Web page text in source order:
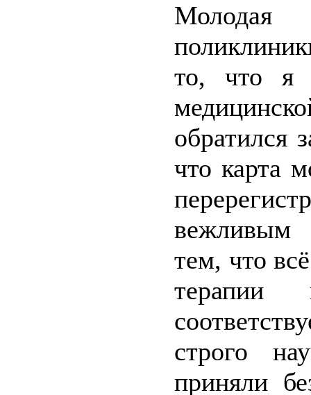
Молодая
то, что я
обратился
что карта
вежливым
тем, что
строго
приняли